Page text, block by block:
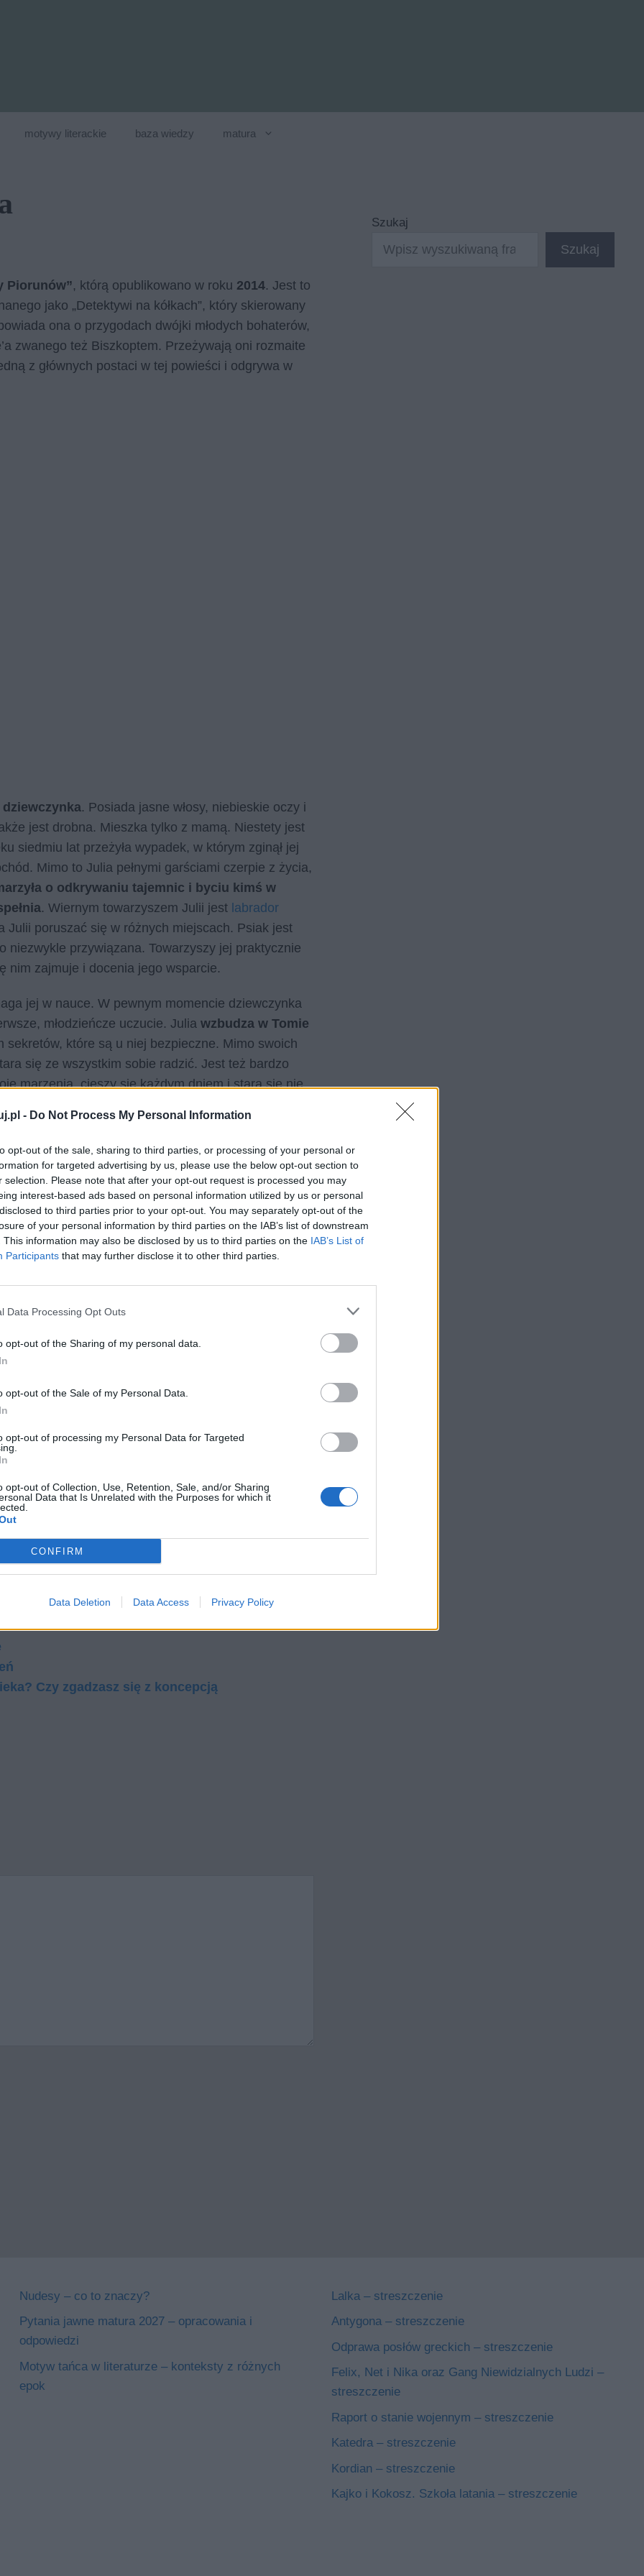
- Do Not Process My Personal Information
opt-out of the sale, sharing to third parties, or processing of your personal or
for targeted advertising by us, please use the below opt-out section to
selection. Please note that after your opt-out request is processed you may
interest-based ads based on personal information utilized by us or personal
to third parties prior to your opt-out. You may separately opt-out of the
of your personal information by third parties on the IAB’s list of downstream
This information may also be disclosed by us to third parties on the IAB’s List of
Participants that may further disclose it to other third parties.
Data Processing Opt Outs
opt-out of the Sharing of my personal data.
opt-out of the Sale of my Personal Data.
opt-out of processing my Personal Data for Targeted
opt-out of Collection, Use, Retention, Sale, and/or Sharing
Data that Is Unrelated with the Purposes for which it
CONFIRM
Data Deletion Data Access Privacy Policy
motywy literackie baza wiedzy matura
Piorunów”, którą opublikowano w roku 2014. Jest to
jako „Detektywi na kółkach”, który skierowany
ona o przygodach dwójki młodych bohaterów,
zwanego też Biszkoptem. Przeżywają oni rozmaite
z głównych postaci w tej powieści i odgrywa w
. Posiada jasne włosy, niebieskie oczy i
jest drobna. Mieszka tylko z mamą. Niestety jest
siedmiu lat przeżyła wypadek, w którym zginął jej
Mimo to Julia pełnymi garściami czerpie z życia,
o odkrywaniu tajemnic i byciu kimś w
. Wiernym towarzyszem Julii jest labrador
Julii poruszać się w różnych miejscach. Psiak jest
przywiązana. Towarzyszy jej praktycznie
nim zajmuje i docenia jego wsparcie.
jej w nauce. W pewnym momencie dziewczynka
młodzieńcze uczucie. Julia wzbudza w Tomie
które są u niej bezpieczne. Mimo swoich
się ze wszystkim sobie radzić. Jest też bardzo
marzenia, cieszy się każdym dniem i stara się nie
dobra i delikatna, co od razu dostrzega też Tom.
nie są to jej jedyne zainteresowania. Dziewczynka
ma bardzo dobre serce.
Jest też przy okazji
z Tomem zagadkę zniknięcia jego ojca. Jest
zachowuje się jak zwykła nastolatka.
że mogłaby wówczas popełnić błąd
na swój sposób wciąż dzieckiem, które poznaje
co dostrzegają zarówno ludzie, jak i zwierzęta.
jej i dziewczynka robi wszystko, co w jej mocy, by
udziałem w niebezpiecznych wydarzeniach, a
uwagę, bez względu na czyhające na nią
Czy zgadzasz się z koncepcją
Szukaj
Szukaj
Nudesy – co to znaczy?
Pytania jawne matura 2027 – opracowania i
odpowiedzi
Motyw tańca w literaturze – konteksty z różnych
epok
Lalka – streszczenie
Antygona – streszczenie
Odprawa posłów greckich – streszczenie
Felix, Net i Nika oraz Gang Niewidzialnych Ludzi –
streszczenie
Raport o stanie wojennym – streszczenie
Katedra – streszczenie
Kordian – streszczenie
Kajko i Kokosz. Szkoła latania – streszczenie